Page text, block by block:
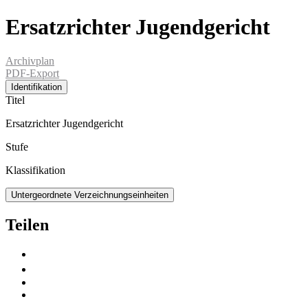
Ersatzrichter Jugendgericht
Archivplan
PDF-Export
Identifikation
Titel
Ersatzrichter Jugendgericht
Stufe
Klassifikation
Untergeordnete Verzeichnungseinheiten
Teilen